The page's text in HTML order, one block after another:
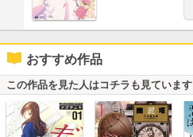
おすすめ作品
この作品を見た人はコチラも見ています